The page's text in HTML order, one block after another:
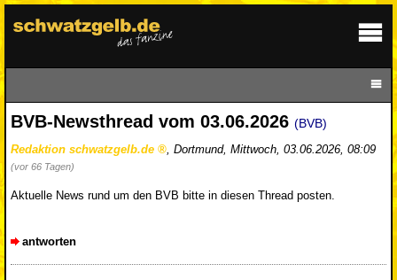
BVB-Newsthread vom 03.06.2026 (BVB)
Redaktion schwatzgelb.de , Dortmund, Mittwoch, 03.06.2026, 08:09
(vor 66 Tagen)
Aktuelle News rund um den BVB bitte in diesen Thread posten.
antworten